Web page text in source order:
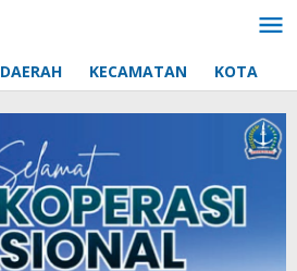
DAERAH KECAMATAN KOTA